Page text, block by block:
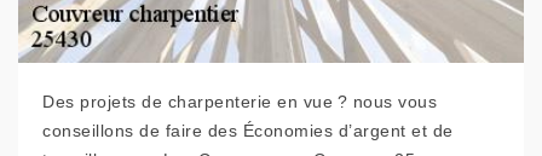
Des projets de charpenterie en vue ? nous vous
conseillons de faire des Économies d’argent et de